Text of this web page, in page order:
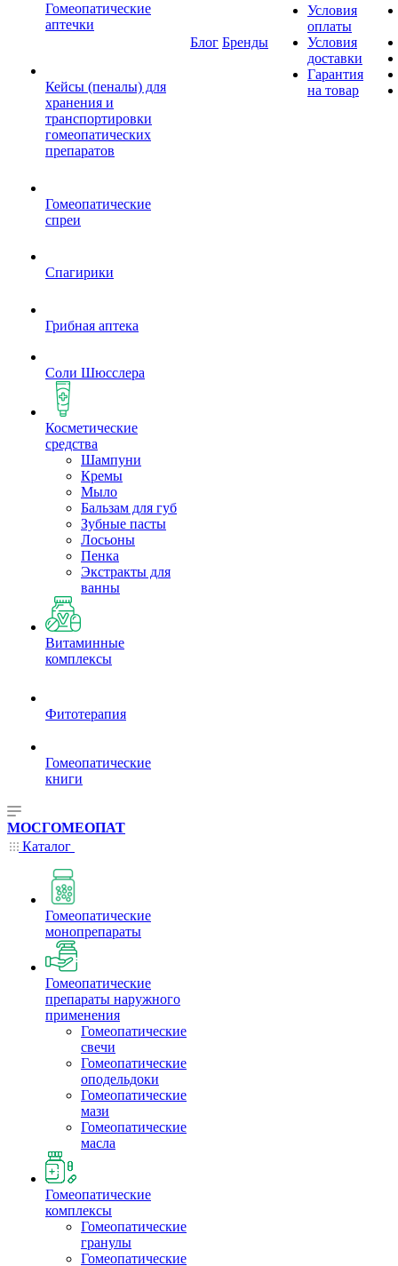
Гомеопатические
аптечки
Кейсы (пеналы) для
хранения и
транспортировки
гомеопатических
препаратов
Гомеопатические
спреи
Спагирики
Грибная аптека
Соли Шюсслера
Косметические
средства
Шампуни
Кремы
Мыло
Бальзам для губ
Зубные пасты
Лосьоны
Пенка
Экстракты для
ванны
Витаминные
комплексы
Фитотерапия
Гомеопатические
книги
Блог Бренды
Условия
оплаты
Условия
доставки
Гарантия
на товар
МОСГОМЕОПАТ
Каталог
Гомеопатические
монопрепараты
Гомеопатические
препараты наружного
применения
Гомеопатические
свечи
Гомеопатические
оподельдоки
Гомеопатические
мази
Гомеопатические
масла
Гомеопатические
комплексы
Гомеопатические
гранулы
Гомеопатические